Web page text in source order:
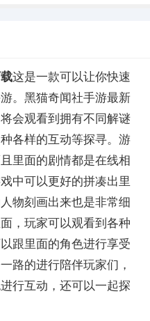
这是一款可以让你快速
。黑猫奇闻社手游最新
会观看到拥有不同解谜
各样的互动等探寻。游
里面的剧情都是在线相
中可以更好的拼凑出里
物刻画出来也是非常细
，玩家可以观看到各种
跟里面的角色进行享受
路的进行陪伴玩家们，
行互动，还可以一起探